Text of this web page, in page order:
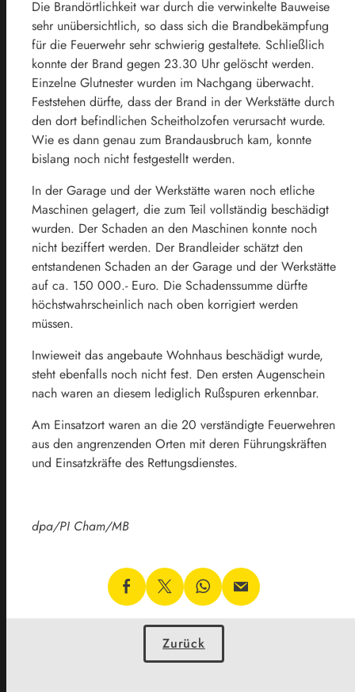
Die Brandörtlichkeit war durch die verwinkelte Bauweise
sehr unübersichtlich, so dass sich die Brandbekämpfung
für die Feuerwehr sehr schwierig gestaltete. Schließlich
konnte der Brand gegen 23.30 Uhr gelöscht werden.
Einzelne Glutnester wurden im Nachgang überwacht.
Feststehen dürfte, dass der Brand in der Werkstätte durch
den dort befindlichen Scheitholzofen verursacht wurde.
Wie es dann genau zum Brandausbruch kam, konnte
bislang noch nicht festgestellt werden.
In der Garage und der Werkstätte waren noch etliche
Maschinen gelagert, die zum Teil vollständig beschädigt
wurden. Der Schaden an den Maschinen konnte noch
nicht beziffert werden. Der Brandleider schätzt den
entstandenen Schaden an der Garage und der Werkstätte
auf ca. 150 000.- Euro. Die Schadenssumme dürfte
höchstwahrscheinlich nach oben korrigiert werden
müssen.
Inwieweit das angebaute Wohnhaus beschädigt wurde,
steht ebenfalls noch nicht fest. Den ersten Augenschein
nach waren an diesem lediglich Rußspuren erkennbar.
Am Einsatzort waren an die 20 verständigte Feuerwehren
aus den angrenzenden Orten mit deren Führungskräften
und Einsatzkräfte des Rettungsdienstes.
dpa/PI Cham/MB
Zurück